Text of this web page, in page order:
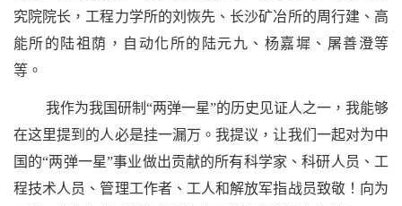
究院院长，工程力学所的刘恢先、长沙矿冶所的周行建、高
能所的陆祖荫，自动化所的陆元九、杨嘉墀、屠善澄等
等。
我作为我国研制 “两弹一星”的历史见证人之一，我能够
在这里提到的人必是挂一漏万。我提议，让我们一起对为中
国的“两弹一星”事业做出贡献的所有科学家、科研人员、工
程技术人员、管理工作者、工人和解放军指战员致敬！向为